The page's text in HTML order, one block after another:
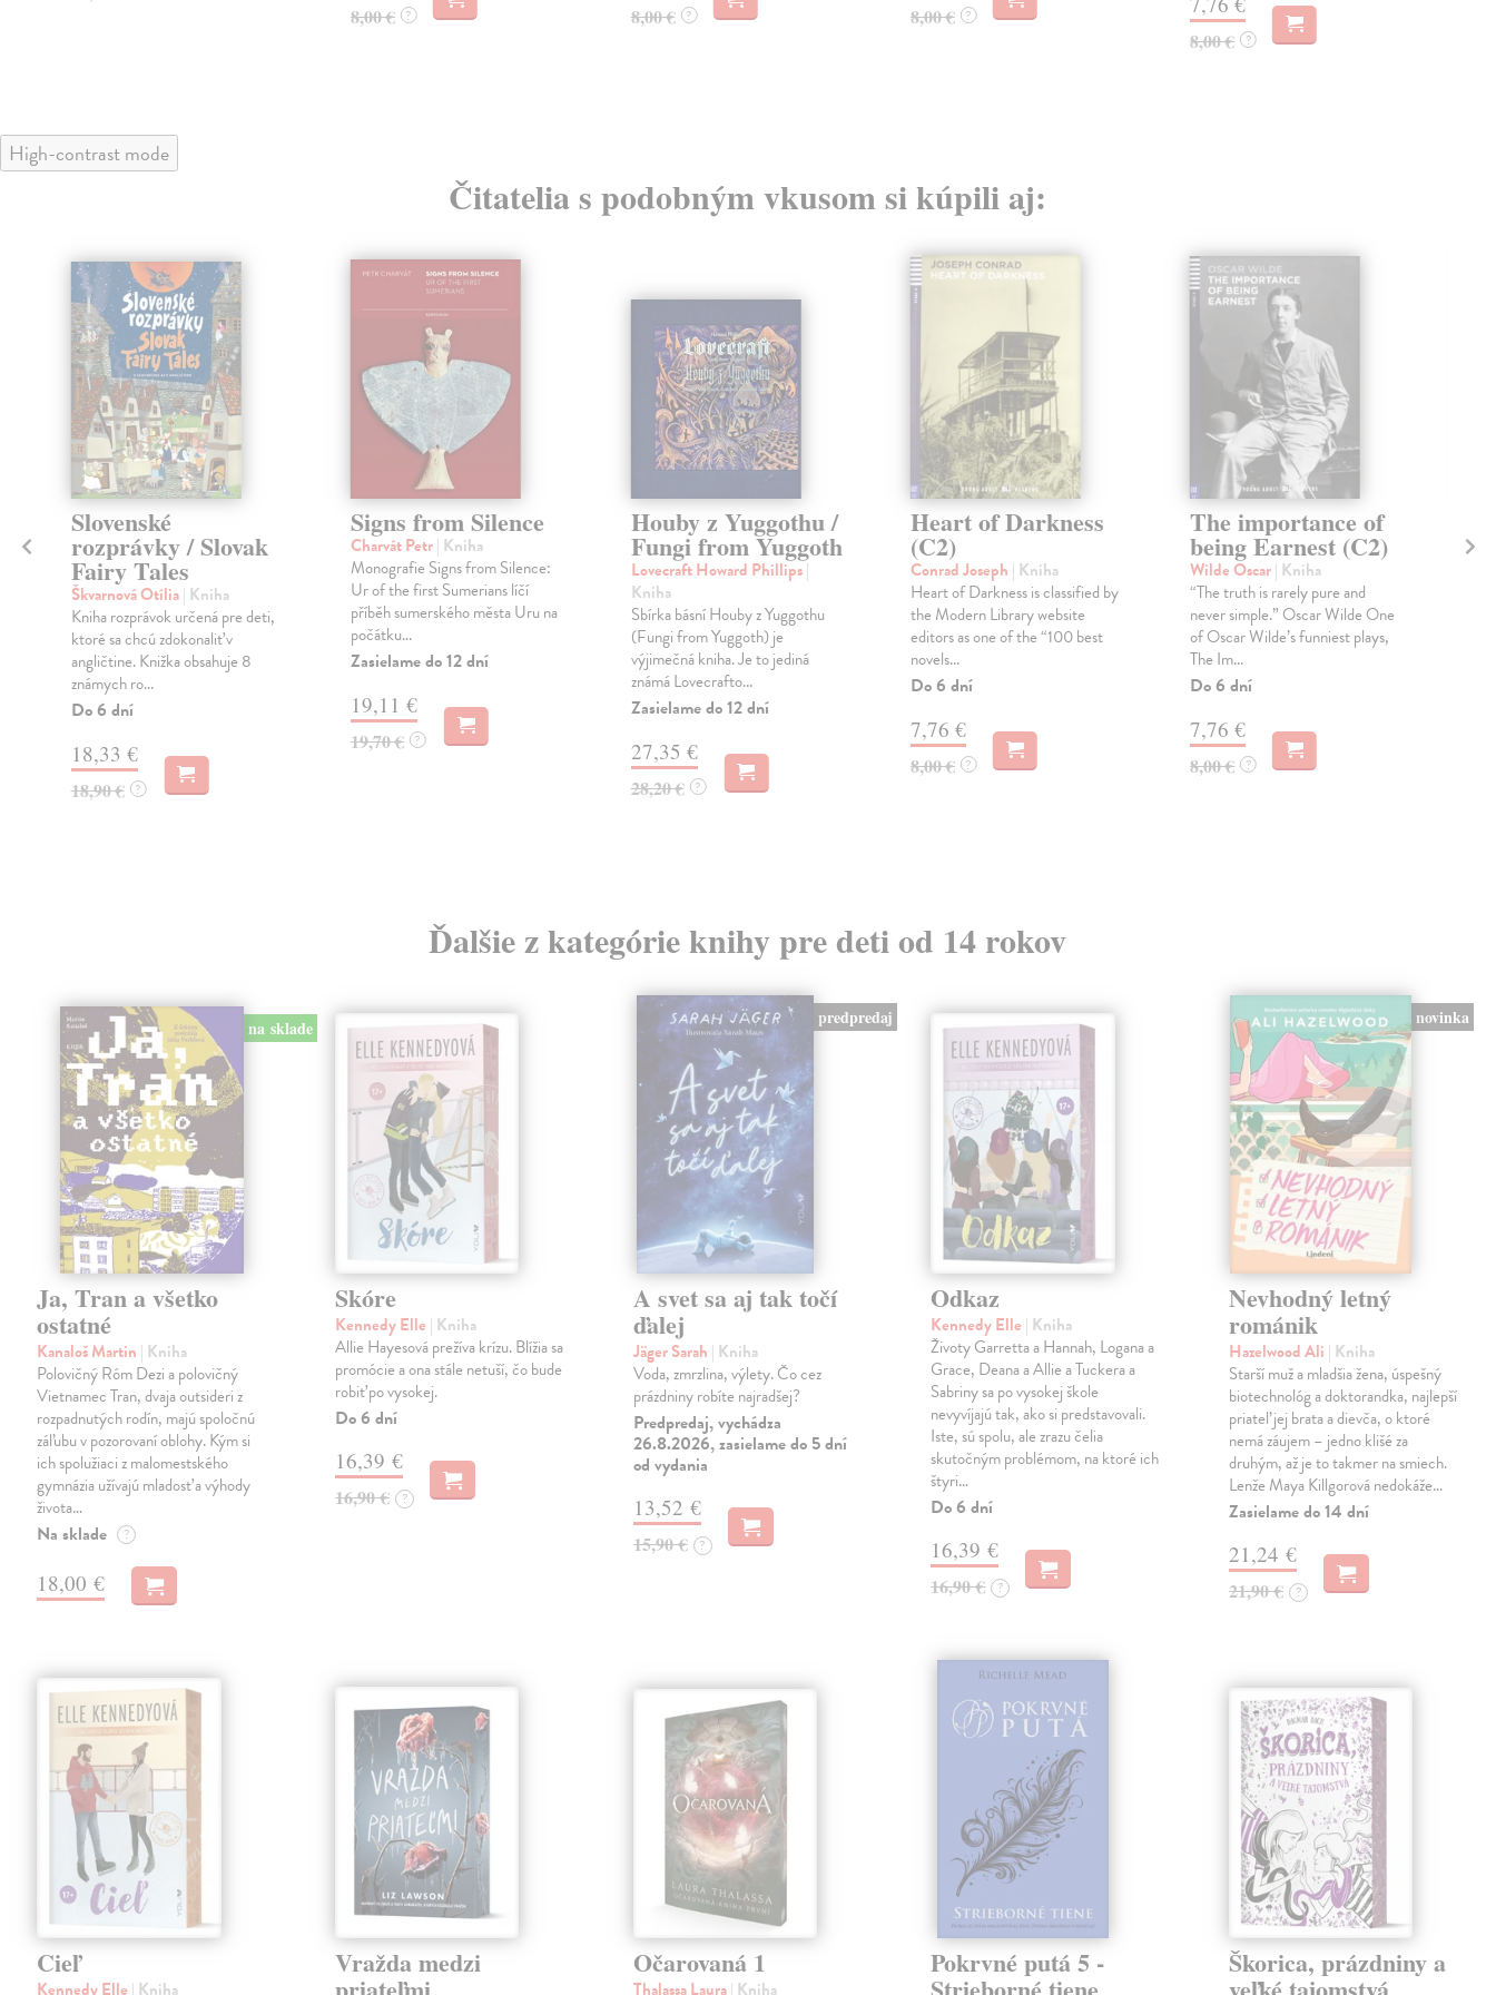
8,00 € ? 8,00 € ? 8,00 € ?
8,00 € ?
High-contrast mode
Čitatelia s podobným vkusom si kúpili aj:
Slovenské
rozprávky / Slovak
Fairy Tales
Škvarnová Otília| Kniha
Kniha rozprávok určená pre deti,
ktoré sa chcú zdokonaliť v
angličtine. Knižka obsahuje 8
známych ro...
Do 6 dní
18,33 €
18,90 € ?
Signs from Silence
Charvát Petr| Kniha
Monografie Signs from Silence:
Ur of the first Sumerians líčí
příběh sumerského města Uru na
počátku...
Zasielame do 12 dní
19,11 €
19,70 € ?
Houby z Yuggothu /
Fungi from Yuggoth
Lovecraft Howard Phillips|
Kniha
Sbírka básní Houby z Yuggothu
(Fungi from Yuggoth) je
výjimečná kniha. Je to jediná
známá Lovecrafto...
Zasielame do 12 dní
27,35 €
28,20 € ?
Heart of Darkness
(C2)
Conrad Joseph | Kniha
Heart of Darkness is classified by
the Modern Library website
editors as one of the “100 best
novels...
Do 6 dní
7,76 €
8,00 € ?
The importance of
being Earnest (C2)
Wilde Oscar| Kniha
“The truth is rarely pure and
never simple.” Oscar Wilde One
of Oscar Wilde’s funniest plays,
The Im...
Do 6 dní
7,76 €
8,00 € ?
Ďalšie z kategórie knihy pre deti od 14 rokov
na sklade
Ja, Tran a všetko
ostatné
Kanaloš Martin | Kniha
Polovičný Róm Dezi a polovičný
Vietnamec Tran, dvaja outsideri z
rozpadnutých rodín, majú spoločnú
záľubu v pozorovaní oblohy. Kým si
ich spolužiaci z malomestského
gymnázia užívajú mladosť a výhody
života…
Na sklade ?
18,00 €
Skóre
Kennedy Elle | Kniha
Allie Hayesová prežíva krízu. Blížia sa
promócie a ona stále netuší, čo bude
robiť po vysokej.
Do 6 dní
16,39 €
16,90 € ?
predpredaj
A svet sa aj tak točí
ďalej
Jäger Sarah | Kniha
Voda, zmrzlina, výlety. Čo cez
prázdniny robíte najradšej?
Predpredaj, vychádza
26.8.2026, zasielame do 5 dní
od vydania
13,52 €
15,90 € ?
Odkaz
Kennedy Elle | Kniha
Životy Garretta a Hannah, Logana a
Grace, Deana a Allie a Tuckera a
Sabriny sa po vysokej škole
nevyvíjajú tak, ako si predstavovali.
Iste, sú spolu, ale zrazu čelia
skutočným problémom, na ktoré ich
štyri…
Do 6 dní
16,39 €
16,90 € ?
novinka
Nevhodný letný
románik
Hazelwood Ali | Kniha
Starší muž a mladšia žena, úspešný
biotechnológ a doktorandka, najlepší
priateľ jej brata a dievča, o ktoré
nemá záujem – jedno klišé za
druhým, až je to takmer na smiech.
Lenže Maya Killgorová nedokáže…
Zasielame do 14 dní
21,24 €
21,90 € ?
Cieľ
Kennedy Elle | Kniha
Vražda medzi Očarovaná 1
Thalassa Laura| Kniha
Pokrvné putá 5 - Škorica, prázdniny a